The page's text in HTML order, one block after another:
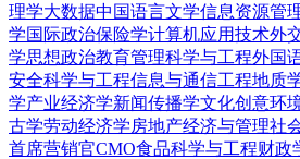
理学大数据中国语言文学信息资源管
学国际政治保险学计算机应用技术外
学思想政治教育管理科学与工程外国
安全科学与工程信息与通信工程地质
学产业经济学新闻传播学文化创意环
古学劳动经济学房地产经济与管理社
首席营销官CMO食品科学与工程财政